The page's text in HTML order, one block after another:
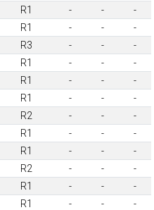
R1 - -
-
R1 - -
-
R3 - -
-
R1 - -
-
R1 - -
-
R1 - -
-
R2 - -
-
R1 - -
-
R1 - -
-
R2 - -
-
R1 - -
-
R1 - -
-